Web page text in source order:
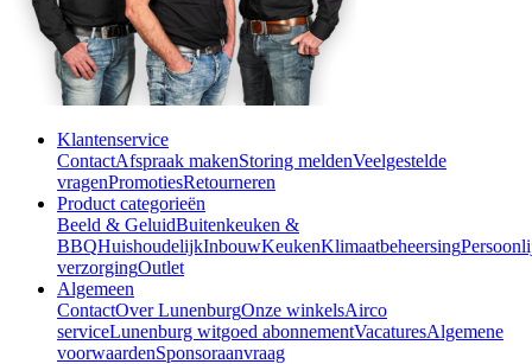
Klantenservice
ContactAfspraak makenStoring meldenVeelgestelde
vragenPromotiesRetourneren
Product categorieën
Beeld & GeluidBuitenkeuken &
BBQHuishoudelijkInbouwKeukenKlimaatbeheersing
verzorgingOutlet
Algemeen
ContactOver LunenburgOnze winkelsAirco
serviceLunenburg witgoed abonnementVacaturesAlgemene
voorwaardenSponsoraanvraag